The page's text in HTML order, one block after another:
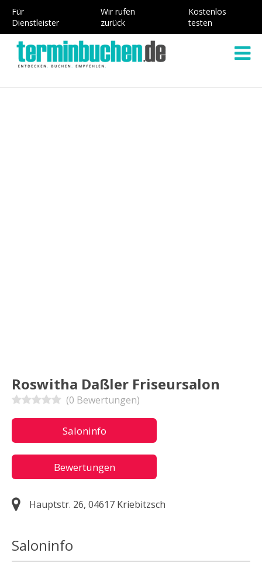
Für
Dienstleister
Wir rufen
zurück
Kostenlos
testen
Roswitha Daßler Friseursalon
(0 Bewertungen)
Saloninfo
Bewertungen
Hauptstr. 26, 04617 Kriebitzsch
Saloninfo